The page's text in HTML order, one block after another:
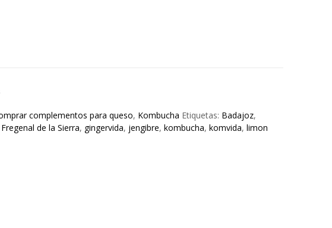
complementos para queso, Kombucha Etiquetas: Badajoz,
Fregenal de la Sierra, gingervida, jengibre, kombucha, komvida, limon